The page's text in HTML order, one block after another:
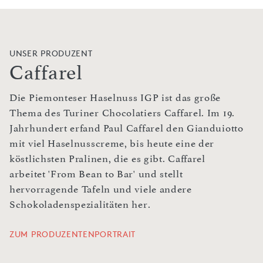
UNSER PRODUZENT
Caffarel
Die Piemonteser Haselnuss IGP ist das große
Thema des Turiner Chocolatiers Caffarel. Im 19.
Jahrhundert erfand Paul Caffarel den Gianduiotto
mit viel Haselnusscreme, bis heute eine der
köstlichsten Pralinen, die es gibt. Caffarel
arbeitet 'From Bean to Bar' und stellt
hervorragende Tafeln und viele andere
Schokoladenspezialitäten her.
ZUM PRODUZENTENPORTRAIT